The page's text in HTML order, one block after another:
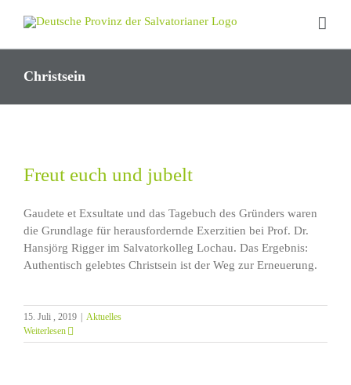
Inhalt
Christsein
Freut euch und jubelt
Gaudete et Exsultate und das Tagebuch des Gründers waren
die Grundlage für herausfordernde Exerzitien bei Prof. Dr.
Hansjörg Rigger im Salvatorkolleg Lochau. Das Ergebnis:
Authentisch gelebtes Christsein ist der Weg zur Erneuerung.
15. Juli , 2019
Aktuelles
Weiterlesen